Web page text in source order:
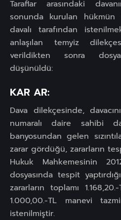
Taraflar arasındaki
sonunda kurulan hükmün
davalı tarafından
anlaşılan temyiz
verildikten sonra
düşünüldü:
KAR AR:
Dava dilekçesinde,
numaralı daire sahibi
banyosundan gelen
zarar gördüğü, zararların
Hukuk Mahkemesinin
dosyasında tespit
zararların toplamı
1.000,00.-TL manevi
istenilmiştir.